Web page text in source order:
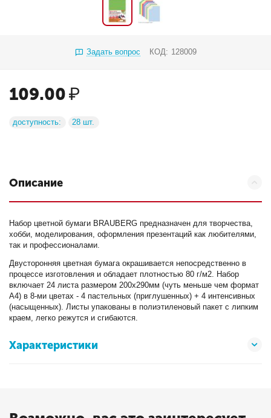
Задать вопрос КОД: 128009
109.00₽
доступность: 28 шт.
Описание
Набор цветной бумаги BRAUBERG предназначен для творчества,
хобби, моделирования, оформления презентаций как любителями,
так и профессионалами.
Двусторонняя цветная бумага окрашивается непосредственно в
процессе изготовления и обладает плотностью 80 г/м2. Набор
включает 24 листа размером 200х290мм (чуть меньше чем формат
А4) в 8-ми цветах - 4 пастельных (приглушенных) + 4 интенсивных
(насыщенных). Листы упакованы в полиэтиленовый пакет с липким
краем, легко режутся и сгибаются.
Характеристики